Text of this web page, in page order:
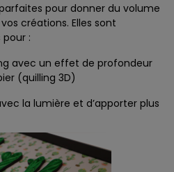
pour donner du volume
créations. Elles sont
:
avec un effet de profondeur
(quilling 3D)
la lumière et d’apporter plus